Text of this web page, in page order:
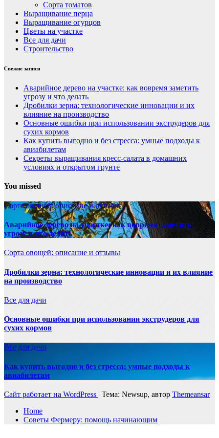
Сорта томатов
Выращивание перца
Выращивание огурцов
Цветы на участке
Все для дачи
Строительство
Свежие записи
Аварийное дерево на участке: как вовремя заметить
угрозу и что делать
Дробилки зерна: технологические инновации и их
влияние на производство
Основные ошибки при использовании экструдеров для
сухих кормов
Как купить выгодно и без стресса: умные подходы к
авиабилетам
Секреты выращивания кресс-салата в домашних
условиях и открытом грунте
You missed
Сорта овощей: описание и отзывы
Аварийное дерево на участке: как вовремя заметить
угрозу и что делать
Сорта овощей: описание и отзывы
Дробилки зерна: технологические инновации и их влияние
на производство
Все для дачи
Основные ошибки при использовании экструдеров для
сухих кормов
Все для дачи
Как купить выгодно и без стресса: умные подходы к
авиабилетам
Сайт работает на WordPress | Тема: Newsup, автор Themeansar
Home
Советы Фермеру: помощь начинающим